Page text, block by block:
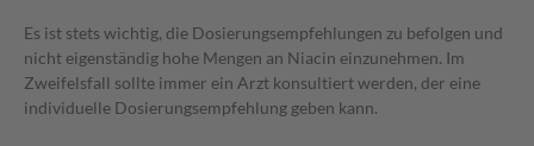
Es ist stets wichtig, die Dosierungsempfehlungen zu befolgen und
nicht eigenständig hohe Mengen an Niacin einzunehmen. Im
Zweifelsfall sollte immer ein Arzt konsultiert werden, der eine
individuelle Dosierungsempfehlung geben kann.